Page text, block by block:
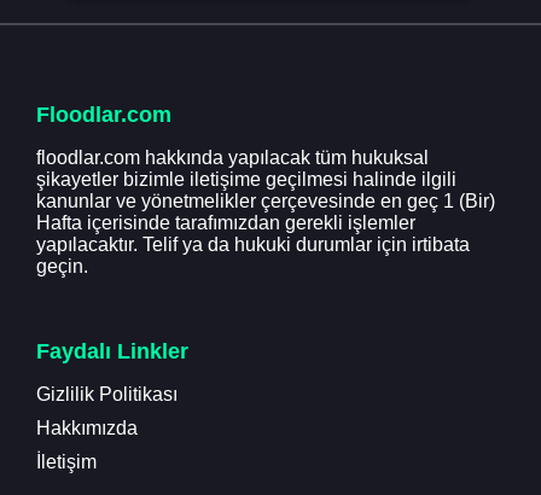
Floodlar.com
floodlar.com hakkında yapılacak tüm hukuksal
şikayetler bizimle iletişime geçilmesi halinde ilgili
kanunlar ve yönetmelikler çerçevesinde en geç 1 (Bir)
Hafta içerisinde tarafımızdan gerekli işlemler
yapılacaktır. Telif ya da hukuki durumlar için irtibata
geçin.
Faydalı Linkler
Gizlilik Politikası
Hakkımızda
İletişim